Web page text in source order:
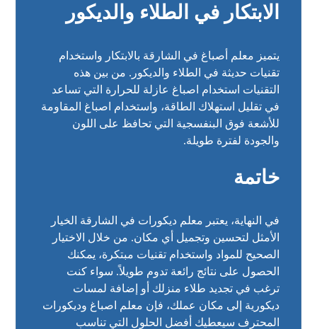
الابتكار في الطلاء والديكور
يتميز معلم أصباغ في الشارقة بالابتكار واستخدام
تقنيات حديثة في الطلاء والديكور. من بين هذه
التقنيات استخدام اصباغ عازلة للحرارة التي تساعد
في تقليل استهلاك الطاقة، واستخدام اصباغ المقاومة
للأشعة فوق البنفسجية التي تحافظ على اللون
والجودة لفترة طويلة.
خاتمة
في النهاية، يعتبر معلم ديكورات في الشارقة الخيار
الأمثل لتحسين وتجميل أي مكان. من خلال الاختيار
الصحيح للمواد واستخدام تقنيات مبتكرة، يمكنك
الحصول على نتائج رائعة تدوم طويلاً. سواء كنت
ترغب في تجديد طلاء منزلك أو إضافة لمسات
ديكورية إلى مكان عملك، فإن معلم اصباغ وديكورات
المحترف سيعطيك أفضل الحلول التي تناسب